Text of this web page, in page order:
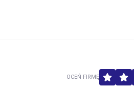
OCEŃ FIRMĘ